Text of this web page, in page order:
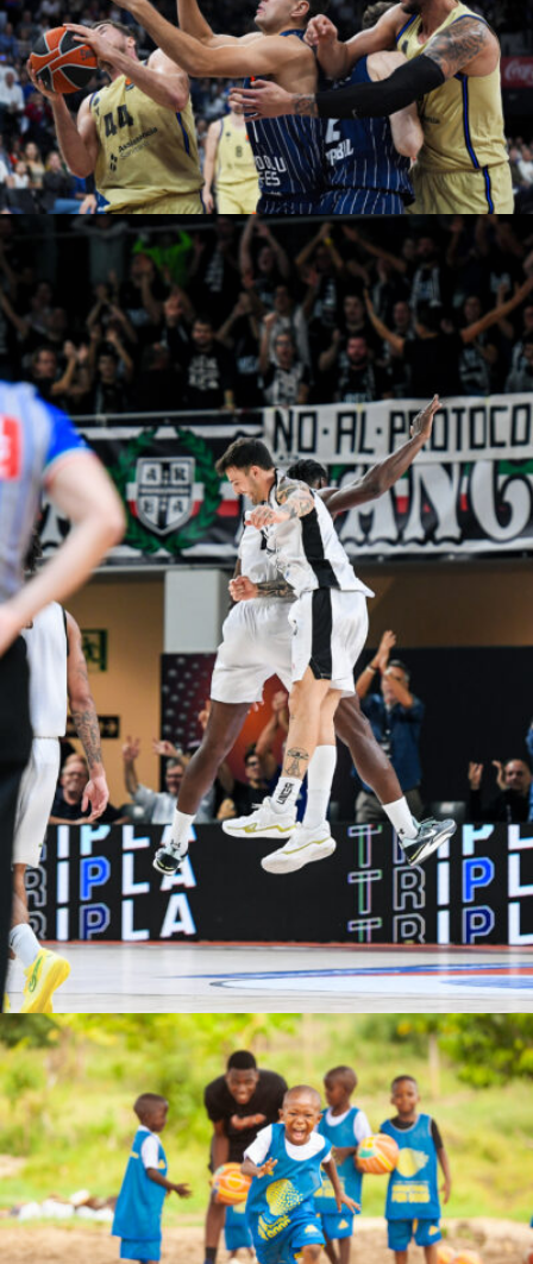
Adem Kutucu
Elisa
bahatimgunda